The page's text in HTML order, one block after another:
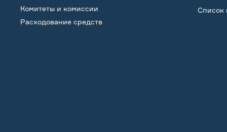
Комитеты и комиссии
Расходование средств
Список